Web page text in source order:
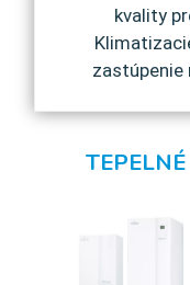
kvality
zastúpenie